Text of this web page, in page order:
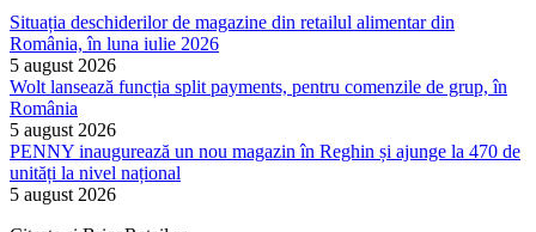
Situația deschiderilor de magazine din retailul alimentar din
România, în luna iulie 2026
5 august 2026
Wolt lansează funcția split payments, pentru comenzile de grup, în
România
5 august 2026
PENNY inaugurează un nou magazin în Reghin și ajunge la 470 de
unități la nivel național
5 august 2026